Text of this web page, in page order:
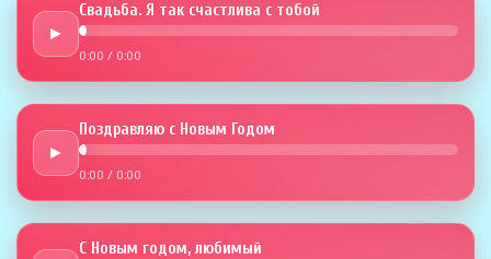
►
Свадьба. Я так счастлива с тобой
0:00 / 0:00
►
Поздравляю с Новым Годом
0:00 / 0:00
С Новым годом, любимый